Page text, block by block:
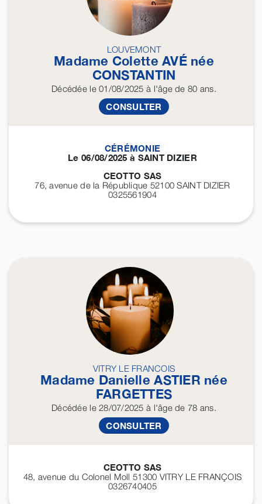
LOUVEMONT
Madame ColetteAVÉnée
CONSTANTIN
Décédéele 01/08/2025 à l'âge de 80 ans.
CONSULTER
CÉRÉMONIE
Le 06/08/2025 à SAINT DIZIER
CEOTTO SAS
76, avenue de la République 52100SAINT DIZIER
0325561904
VITRY LE FRANCOIS
Madame DanielleASTIER née
FARGETTES
Décédéele 28/07/2025 à l'âge de 78 ans.
CONSULTER
CEOTTO SAS
48, avenue du Colonel Moll 51300 VITRY LE FRANÇOIS
0326740405